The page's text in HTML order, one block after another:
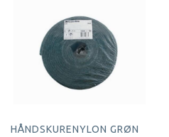
HÅNDSKURENYLON GRØN